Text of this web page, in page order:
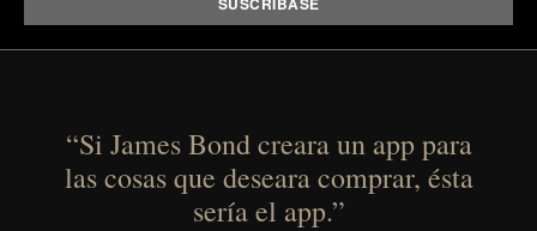
“Si James Bond creara un app para
las cosas que deseara comprar, ésta
sería el app.”